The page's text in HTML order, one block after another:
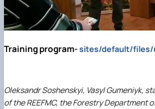
Training program-sites/default/files/
Oleksandr Soshenskyi, Vasyl Gumeniyk,
of the REEFMC, the Forestry Department